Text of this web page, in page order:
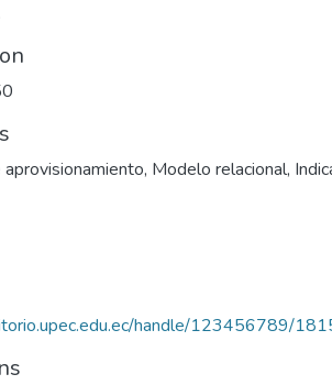
Modelo relacional,
handle/123456789/